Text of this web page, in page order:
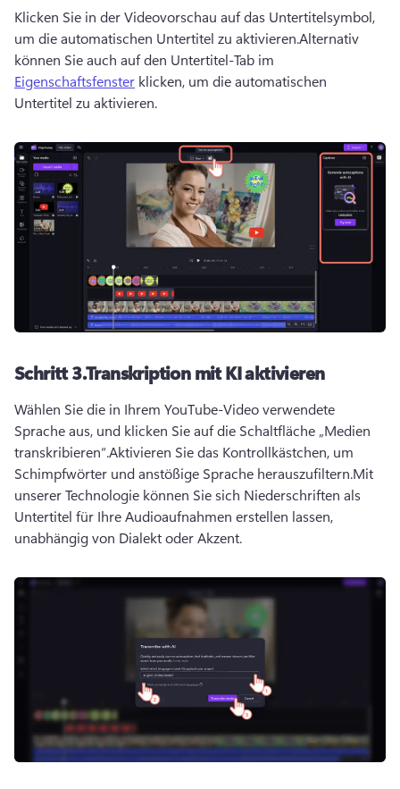
Klicken Sie in der Videovorschau auf das Untertitelsymbol,
um die automatischen Untertitel zu aktivieren.Alternativ
können Sie auch auf den Untertitel-Tab im
Eigenschaftsfenster klicken, um die automatischen
Untertitel zu aktivieren.
Schritt 3.Transkription mit KI aktivieren
Wählen Sie die in Ihrem YouTube-Video verwendete
Sprache aus, und klicken Sie auf die Schaltfläche „Medien
transkribieren“.Aktivieren Sie das Kontrollkästchen, um
Schimpfwörter und anstößige Sprache herauszufiltern.Mit
unserer Technologie können Sie sich Niederschriften als
Untertitel für Ihre Audioaufnahmen erstellen lassen,
unabhängig von Dialekt oder Akzent.